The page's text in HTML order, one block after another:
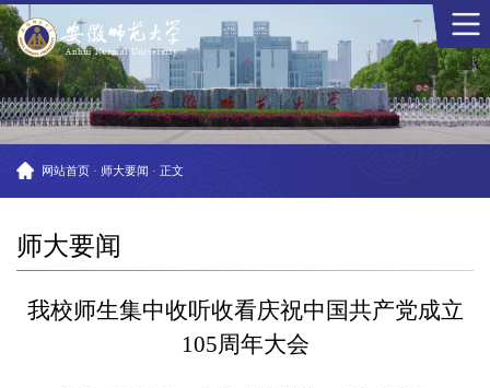
网站首页 · 师大要闻 · 正文
师大要闻
我校师生集中收听收看庆祝中国共产党成立
105周年大会